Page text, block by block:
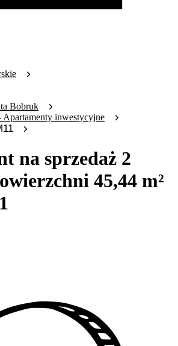
Bobruk
inwestycyjne
na sprzedaż 2
45,44 m²